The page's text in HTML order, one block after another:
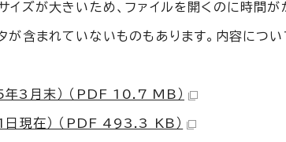
サイズが大きいため、ファイルを開くのに時間
タが含まれていないものもあります。内容に
年3月末） （PDF 10.7 MB）
日現在） （PDF 493.3 KB）